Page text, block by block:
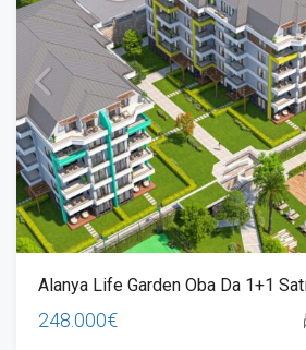
Alanya Life Garden Oba Da 1+1
248.000€